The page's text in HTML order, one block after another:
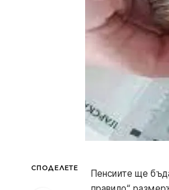
СПОДЕЛЕТЕ
Пенсиите ще